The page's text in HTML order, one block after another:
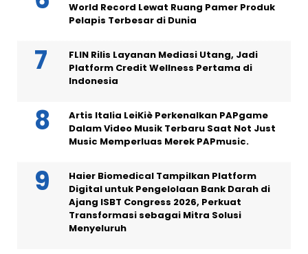
World Record Lewat Ruang Pamer Produk
Pelapis Terbesar di Dunia
FLIN Rilis Layanan Mediasi Utang, Jadi
Platform Credit Wellness Pertama di
Indonesia
Artis Italia LeiKiè Perkenalkan PAPgame
Dalam Video Musik Terbaru Saat Not Just
Music Memperluas Merek PAPmusic.
Haier Biomedical Tampilkan Platform
Digital untuk Pengelolaan Bank Darah di
Ajang ISBT Congress 2026, Perkuat
Transformasi sebagai Mitra Solusi
Menyeluruh